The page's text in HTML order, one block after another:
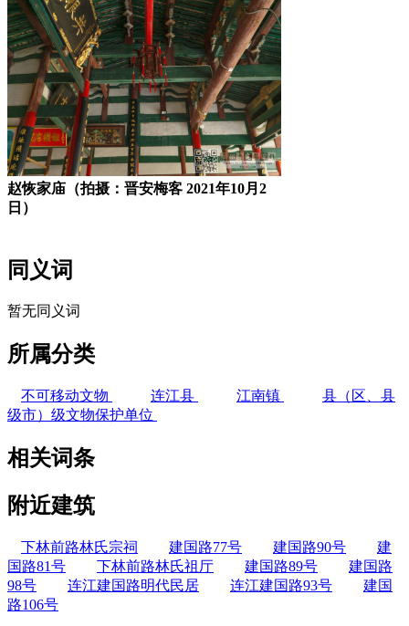
赵恢家庙（拍摄：晋安梅客 2021年10月2
日）
同义词
暂无同义词
所属分类
不可移动文物 连江县 江南镇
县（区、县
级市）级文物保护单位
相关词条
附近建筑
下林前路林氏宗祠 建国路77号 建国路90号
建
国路81号
下林前路林氏祖厅 建国路89号
建国路
98号
连江建国路明代民居 连江建国路93号
建国
路106号